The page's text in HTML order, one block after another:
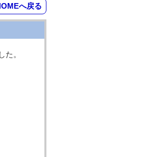
へ戻る
た。